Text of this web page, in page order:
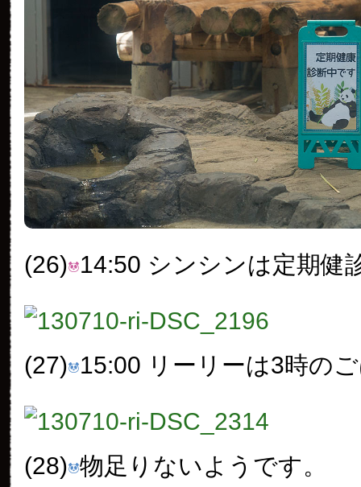
(26) 14:50 シンシンは定期健
(27) 15:00 リーリーは3時の
(28) 物足りないようです。